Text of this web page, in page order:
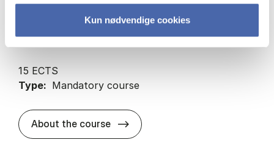
Kun nødvendige cookies
HD2 Organisation og ledelse
Afgangsprojekt
15 ECTS
Type: Mandatory course
About the course about